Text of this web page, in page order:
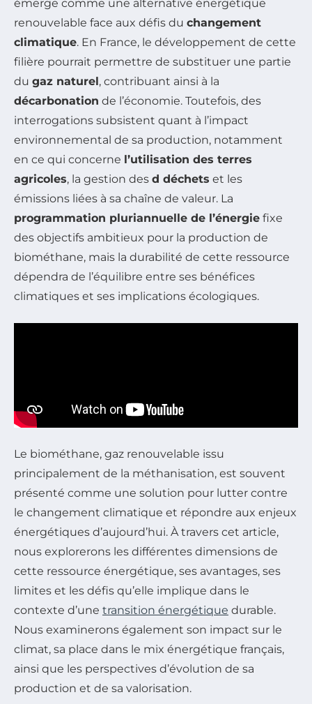
émerge comme une alternative énergétique
renouvelable face aux défis du changement
climatique. En France, le développement de cette
filière pourrait permettre de substituer une partie
du gaz naturel , contribuant ainsi à la
décarbonation de l’économie. Toutefois, des
interrogations subsistent quant à l’impact
environnemental de sa production, notamment
en ce qui concerne l’utilisation des terres
agricoles, la gestion des d déchets et les
émissions liées à sa chaîne de valeur. La
programmation pluriannuelle de l’énergie fixe
des objectifs ambitieux pour la production de
biométhane, mais la durabilité de cette ressource
dépendra de l’équilibre entre ses bénéfices
climatiques et ses implications écologiques.
Le biométhane, gaz renouvelable issu
principalement de la méthanisation, est souvent
présenté comme une solution pour lutter contre
le changement climatique et répondre aux enjeux
énergétiques d’aujourd’hui. À travers cet article,
nous explorerons les différentes dimensions de
cette ressource énergétique, ses avantages, ses
limites et les défis qu’elle implique dans le
contexte d’une transition énergétique durable.
Nous examinerons également son impact sur le
climat, sa place dans le mix énergétique français,
ainsi que les perspectives d’évolution de sa
production et de sa valorisation.